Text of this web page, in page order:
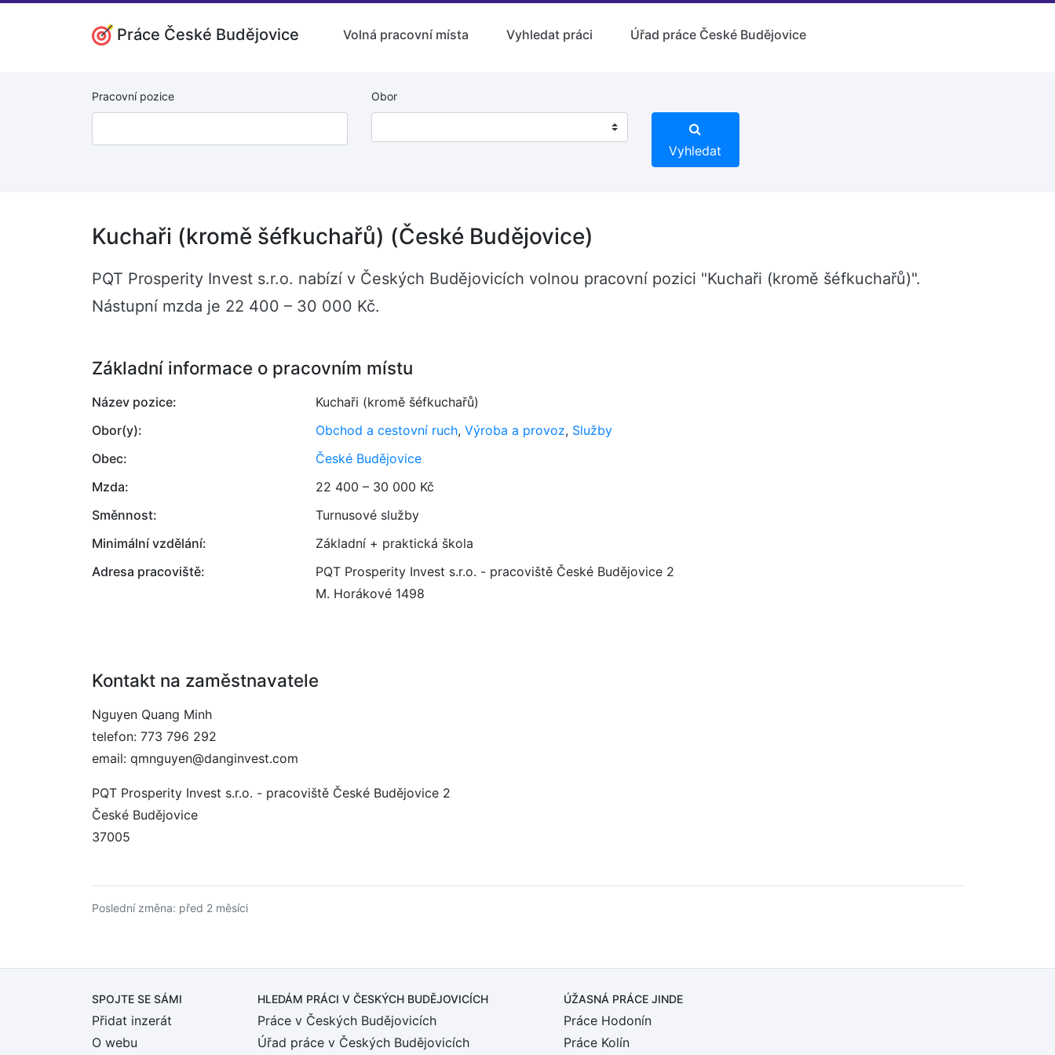
Práce České Budějovice Volná pracovní místa Vyhledat práci Úřad práce České Budějovice
Pracovní pozice Obor
Vyhledat
Kuchaři (kromě šéfkuchařů) (České Budějovice)
PQT Prosperity Invest s.r.o. nabízí v Českých Budějovicích volnou pracovní pozici "Kuchaři (kromě šéfkuchařů)".
Nástupní mzda je 22 400 – 30 000 Kč.
Základní informace o pracovním místu
Název pozice:
Kuchaři (kromě šéfkuchařů)
Obor(y):
Obchod a cestovní ruch, Výroba a provoz, Služby
Obec:
České Budějovice
Mzda:
22 400 – 30 000 Kč
Směnnost:
Turnusové služby
Minimální vzdělání:
Základní + praktická škola
Adresa pracoviště:
PQT Prosperity Invest s.r.o. - pracoviště České Budějovice 2
M. Horákové 1498
Kontakt na zaměstnavatele
Nguyen Quang Minh
telefon: 773 796 292
email: qmnguyen@danginvest.com
PQT Prosperity Invest s.r.o. - pracoviště České Budějovice 2
České Budějovice
37005
Poslední změna: před 2 měsíci
SPOJTE SE SÁMI
Přidat inzerát
O webu
HLEDÁM PRÁCI V ČESKÝCH BUDĚJOVICÍCH
Práce v Českých Budějovicích
Úřad práce v Českých Budějovicích
ÚŽASNÁ PRÁCE JINDE
Práce Hodonín
Práce Kolín